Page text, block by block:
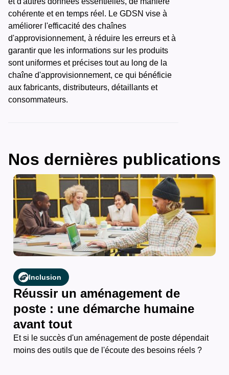
cohérente et en temps réel. Le GDSN vise à
améliorer l'efficacité des chaînes
d'approvisionnement, à réduire les erreurs et à
garantir que les informations sur les produits
sont uniformes et précises tout au long de la
chaîne d'approvisionnement, ce qui bénéficie
aux fabricants, distributeurs, détaillants et
consommateurs.
Nos dernières publications
Inclusion
Réussir un aménagement de
poste : une démarche humaine
avant tout
Et si le succès d'un aménagement de poste dépendait
moins des outils que de l'écoute des besoins réels ?